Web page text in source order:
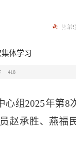
学科建设
当前
体学习
418
组2025年第8
赵承胜、燕福